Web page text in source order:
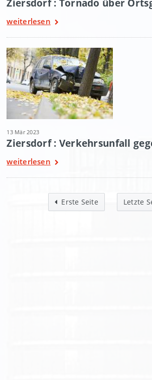
Ziersdorf : Tornado über
weiterlesen
13 Mär 2023
Ziersdorf : Verkehrsunfall
weiterlesen
Erste Seite Letzte